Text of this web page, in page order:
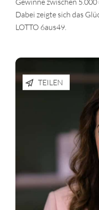
Dabei zeigte sich das
LOTTO 6aus49.
TEILEN